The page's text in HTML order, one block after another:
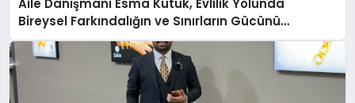
Aile Danışmanı Esma Kütük, Evlilik Yolunda
Bireysel Farkındalığın ve Sınırların Gücünü
Anlatıyor